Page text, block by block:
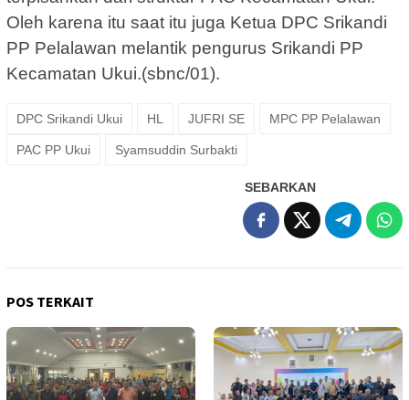
Oleh karena itu saat itu juga Ketua DPC Srikandi
PP Pelalawan melantik pengurus Srikandi PP
Kecamatan Ukui.(sbnc/01).
DPC Srikandi Ukui HL JUFRI SE MPC PP Pelalawan
PAC PP Ukui Syamsuddin Surbakti
SEBARKAN
POS TERKAIT